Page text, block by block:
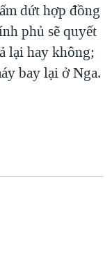
dứt hợp đồng
phủ sẽ quyết
lại hay không;
bay lại ở Nga.